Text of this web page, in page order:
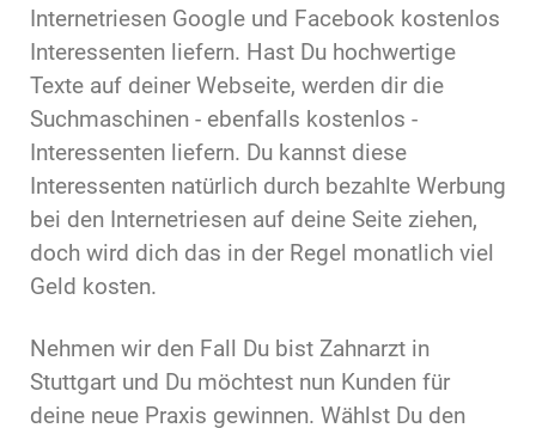
Internetriesen Google und Facebook kostenlos
Interessenten liefern. Hast Du hochwertige
Texte auf deiner Webseite, werden dir die
Suchmaschinen - ebenfalls kostenlos -
Interessenten liefern. Du kannst diese
Interessenten natürlich durch bezahlte Werbung
bei den Internetriesen auf deine Seite ziehen,
doch wird dich das in der Regel monatlich viel
Geld kosten.
Nehmen wir den Fall Du bist Zahnarzt in
Stuttgart und Du möchtest nun Kunden für
deine neue Praxis gewinnen. Wählst Du den